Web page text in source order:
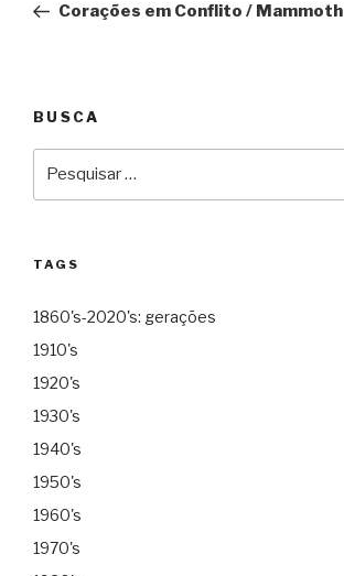
Post
Corações em Conflito / Mammoth
BUSCA
TAGS
1860's-2020's: gerações
1910's
1920's
1930's
1940's
1950's
1960's
1970's